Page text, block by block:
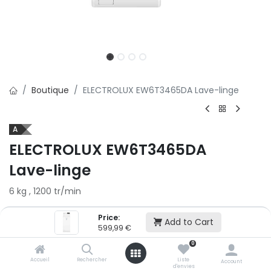
Price:
599,99 € Add to Cart
Accueil Rechercher
0
Liste
d'envies
Account
Boutique ELECTROLUX EW6T3465DA Lave-linge
A
ELECTROLUX EW6T3465DA
Lave-linge
6 kg , 1200 tr/min
€
2x
3x
500,01 € puis 2 x 499,99 € (sans frais)